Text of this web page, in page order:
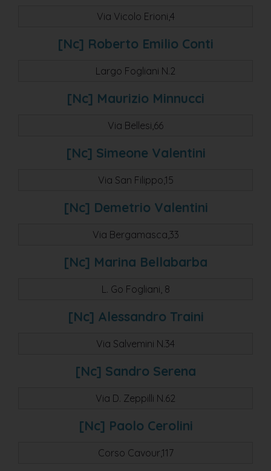
Via Vicolo Erioni,4
[nc] Roberto Emilio Conti
Largo Fogliani N.2
[nc] Maurizio Minnucci
Via Bellesi,66
[nc] Simeone Valentini
Via San Filippo,15
[nc] Demetrio Valentini
Via Bergamasca,33
[nc] Marina Bellabarba
L. Go Fogliani, 8
[nc] Alessandro Traini
Via Salvemini N.34
[nc] Sandro Serena
Via D. Zeppilli N.62
[nc] Paolo Cerolini
Corso Cavour,117